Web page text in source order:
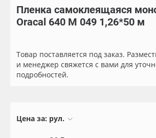
Каталог
Бренды
Оплата
Весь каталог
Самоклеящиеся плёнки
Чернила
Пленка самоклеящаяся
Oracal 640 M 049 1,26*50 м
Товар поставляется под заказ.
и менеджер свяжется с вами для
подробностей.
Цена за: рул.